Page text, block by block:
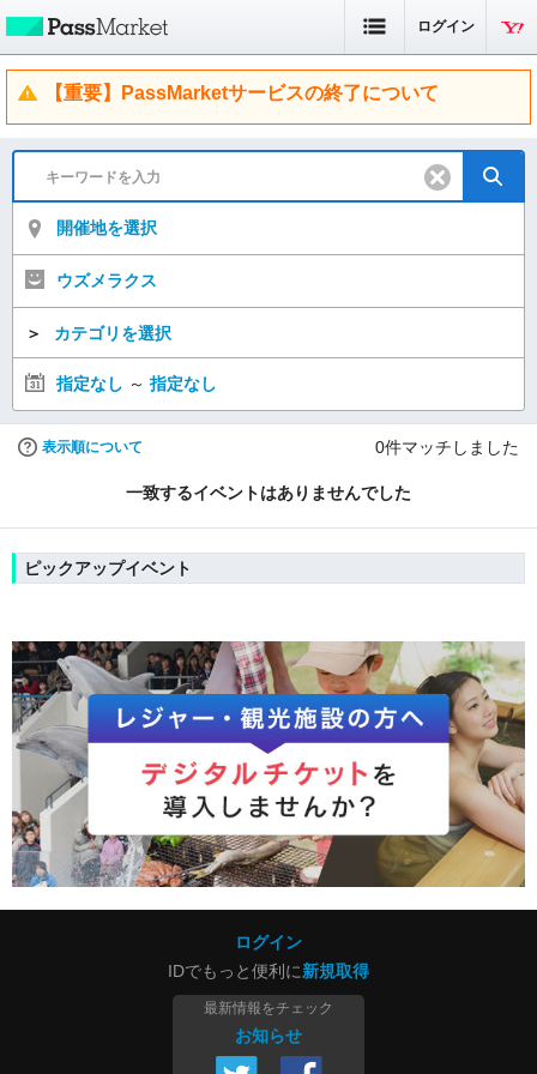
ログイン
【重要】PassMarketサービスの終了について
開催地を選択
ウズメラクス
＞ カテゴリを選択
指定なし ～ 指定なし
表示順について 0件マッチしました
一致するイベントはありませんでした
ピックアップイベント
ログイン
IDでもっと便利に新規取得
最新情報をチェック
お知らせ